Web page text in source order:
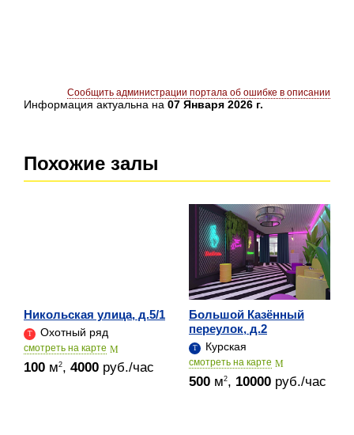
Сообщить администрации портала об ошибке в описании
Информация актуальна на 07 Января 2026 г.
Похожие залы
Никольская улица, д.5/1
Охотный ряд
cмотреть на карте
100 м2, 4000 руб./час
Большой Казённый
переулок, д.2
Курская
cмотреть на карте
500 м2, 10000 руб./час